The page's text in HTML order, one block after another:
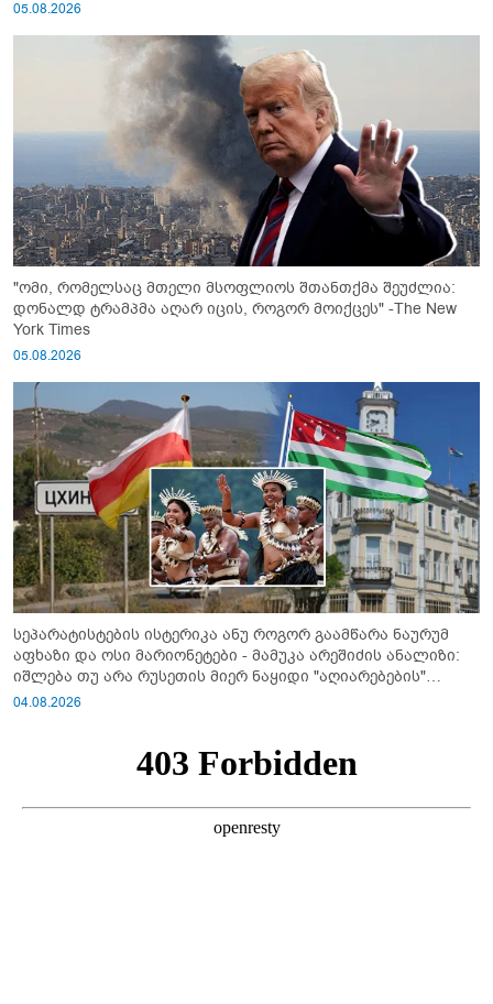
05.08.2026
"ომი, რომელსაც მთელი მსოფლიოს შთანთქმა შეუძლია:
დონალდ ტრამპმა აღარ იცის, როგორ მოიქცეს" -The New
York Times
05.08.2026
სეპარატისტების ისტერიკა ანუ როგორ გაამწარა ნაურუმ
აფხაზი და ოსი მარიონეტები - მამუკა არეშიძის ანალიზი:
იშლება თუ არა რუსეთის მიერ ნაყიდი "აღიარებების"
სისტემა?!
04.08.2026